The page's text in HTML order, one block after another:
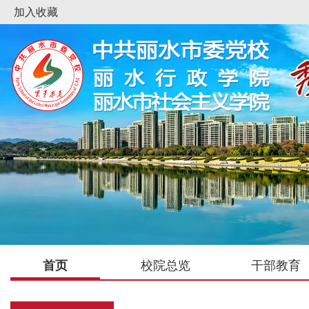
加入收藏
首页 校院总览 干部教育